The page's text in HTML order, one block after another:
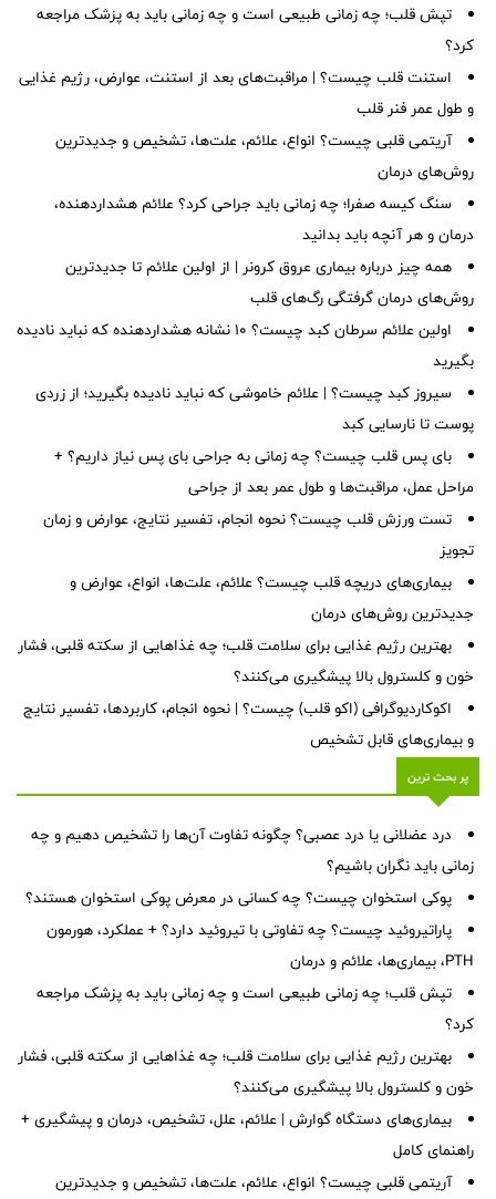
تپش قلب؛ چه زمانی طبیعی است و چه زمانی باید به پزشک مراجعه
کرد؟
استنت قلب چیست؟ | مراقبت‌های بعد از استنت، عوارض، رژیم غذایی
و طول عمر فنر قلب
آریتمی قلبی چیست؟ انواع، علائم، علت‌ها، تشخیص و جدیدترین
روش‌های درمان
سنگ کیسه صفرا؛ چه زمانی باید جراحی کرد؟ علائم هشداردهنده،
درمان و هر آنچه باید بدانید
همه چیز درباره بیماری عروق کرونر | از اولین علائم تا جدیدترین
روش‌های درمان گرفتگی رگ‌های قلب
اولین علائم سرطان کبد چیست؟ ۱۰ نشانه هشداردهنده که نباید نادیده
بگیرید
سیروز کبد چیست؟ | علائم خاموشی که نباید نادیده بگیرید؛ از زردی
پوست تا نارسایی کبد
بای پس قلب چیست؟ چه زمانی به جراحی بای پس نیاز داریم؟ +
مراحل عمل، مراقبت‌ها و طول عمر بعد از جراحی
تست ورزش قلب چیست؟ نحوه انجام، تفسیر نتایج، عوارض و زمان
تجویز
بیماری‌های دریچه قلب چیست؟ علائم، علت‌ها، انواع، عوارض و
جدیدترین روش‌های درمان
بهترین رژیم غذایی برای سلامت قلب؛ چه غذاهایی از سکته قلبی، فشار
خون و کلسترول بالا پیشگیری می‌کنند؟
اکوکاردیوگرافی (اکو قلب) چیست؟ | نحوه انجام، کاربردها، تفسیر نتایج
و بیماری‌های قابل تشخیص
پر بحث ترین
درد عضلانی یا درد عصبی؟ چگونه تفاوت آن‌ها را تشخیص دهیم و چه
زمانی باید نگران باشیم؟
پوکی استخوان چیست؟ چه کسانی در معرض پوکی استخوان هستند؟
پاراتیروئید چیست؟ چه تفاوتی با تیروئید دارد؟ + عملکرد، هورمون
PTH، بیماری‌ها، علائم و درمان
تپش قلب؛ چه زمانی طبیعی است و چه زمانی باید به پزشک مراجعه
کرد؟
بهترین رژیم غذایی برای سلامت قلب؛ چه غذاهایی از سکته قلبی، فشار
خون و کلسترول بالا پیشگیری می‌کنند؟
بیماری‌های دستگاه گوارش | علائم، علل، تشخیص، درمان و پیشگیری +
راهنمای کامل
آریتمی قلبی چیست؟ انواع، علائم، علت‌ها، تشخیص و جدیدترین